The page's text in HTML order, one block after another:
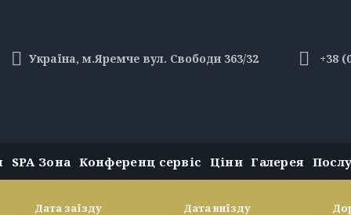
Україна, м.Яремче вул. Свободи 363/32 +38
SPA Зона Конференц сервіс Ціни Галерея
Дата заїзду Дата виїзду